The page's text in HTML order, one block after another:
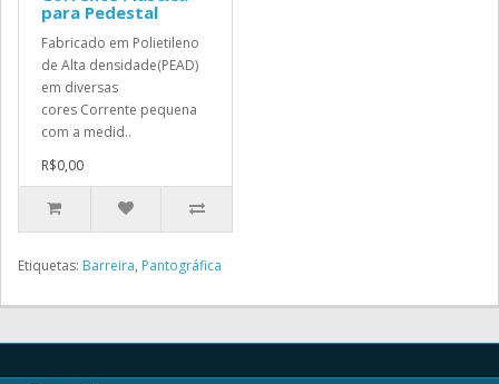
para Pedestal
Fabricado em Polietileno
de Alta densidade(PEAD)
em diversas
cores Corrente pequena
com a medid..
R$0,00
Etiquetas: Barreira, Pantográfica